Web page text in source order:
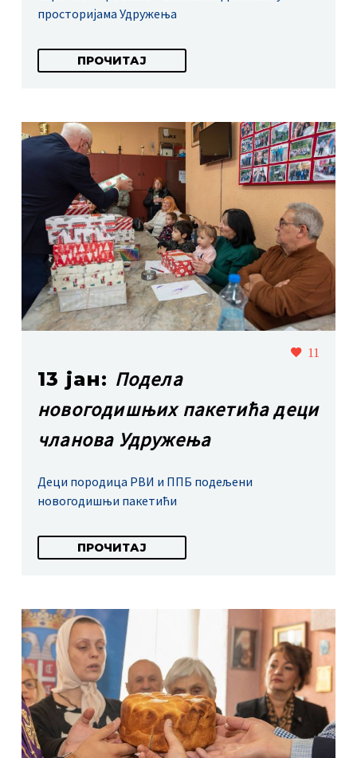
просторијама Удружења
ПРОЧИТАЈ
11
13 јан: Подела
новогодишњих пакетића деци
чланова Удружења
Деци породица РВИ и ППБ подељени
новогодишњи пакетићи
ПРОЧИТАЈ